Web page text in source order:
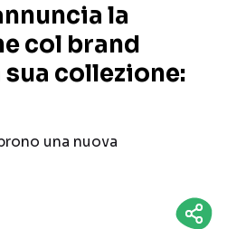
TESTI CANZONI
TOUR ED EVENTI
TALENT SHOW
la
col brand
sua collezione:
una nuova